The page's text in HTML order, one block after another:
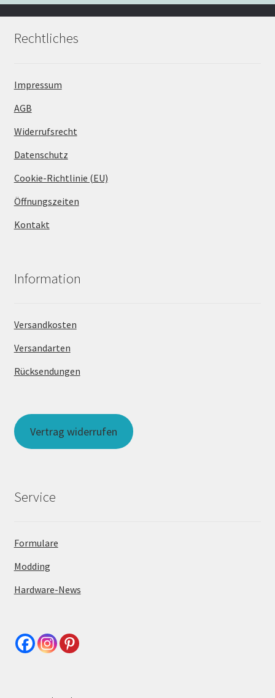
Rechtliches
Impressum
AGB
Widerrufsrecht
Datenschutz
Cookie-Richtlinie (EU)
Öffnungszeiten
Kontakt
Information
Versandkosten
Versandarten
Rücksendungen
Vertrag widerrufen
Service
Formulare
Modding
Hardware-News